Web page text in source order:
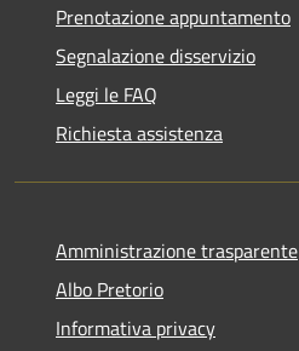
Prenotazione appuntamento
Segnalazione disservizio
Leggi le FAQ
Richiesta assistenza
Amministrazione trasparente
Albo Pretorio
Informativa privacy